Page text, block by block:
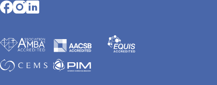
Opens in a new tab
Opens in a new tab
Opens in a new tab